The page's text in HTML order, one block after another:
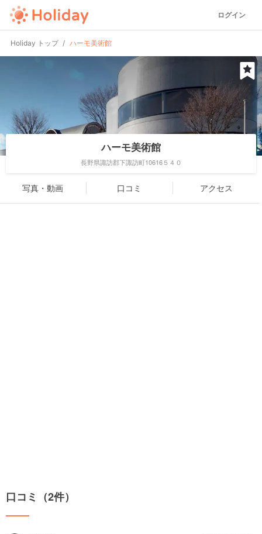
ログイン
Holiday トップ ハーモ美術館
ハーモ美術館
長野県諏訪郡下諏訪町10616５４０
写真・動画 口コミ アクセス
口コミ（2件）